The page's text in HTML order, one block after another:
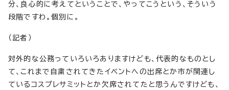
分、良心的に考えてということで、やってこうという、そういう
段階ですわ。個別に。
（記者）
対外的な公務っていろいろありますけども、代表的なものとし
て、これまで自粛されてきたイベントへの出席とか市が関連し
ているコスプレサミットとか欠席されてたと思うんですけども、